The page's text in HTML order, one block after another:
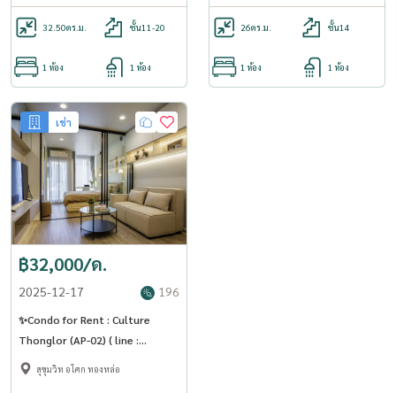
32.50ตร.ม. ชั้น11-20
1 ห้อง 1 ห้อง
26ตร.ม. ชั้น14
1 ห้อง 1 ห้อง
เช่า
฿32,000/ด.
2025-12-17 196
✨Condo for Rent : Culture
Thonglor (AP-02) ( line :
@condo91 )
สุขุมวิท อโศก ทองหล่อ